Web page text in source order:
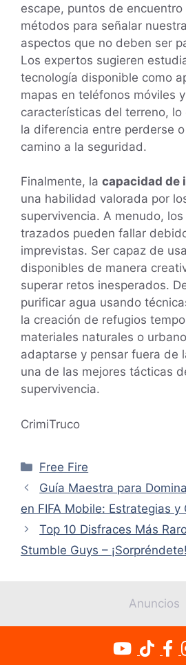
escape, puntos de encuentro
métodos para señalar
aspectos que no deben ser
Los expertos sugieren
tecnología disponible como
mapas en teléfonos móviles
características del terreno,
la diferencia entre perderse
camino a la seguridad.
Finalmente, la capacidad de
una habilidad valorada por
supervivencia. A menudo,
trazados pueden fallar
imprevistas. Ser capaz de
disponibles de manera
superar retos inesperados.
purificar agua usando
la creación de refugios
materiales naturales o
adaptarse y pensar fuera de
una de las mejores tácticas
supervivencia.
CrimiTruco
Categorías
Free Fire
Guía Maestra para
en FIFA Mobile: Estrategias y
Top 10 Disfraces Más
Stumble Guys – ¡Sorpréndete!
Anuncios